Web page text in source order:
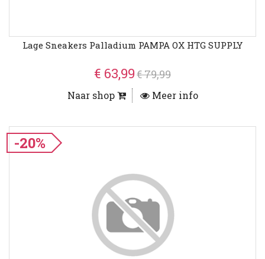
Lage Sneakers Palladium PAMPA OX HTG SUPPLY
€ 63,99€ 79,99
Naar shop Meer info
-20%